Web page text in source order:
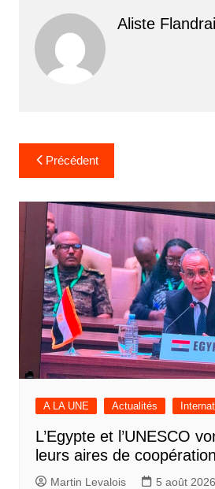
Aliste
Navigation
de
l’article
Précédent
A LA UNE Actualités
L’Egypte et l’UNESCO
leurs aires de coopération
Martin Levalois 5 août 2026